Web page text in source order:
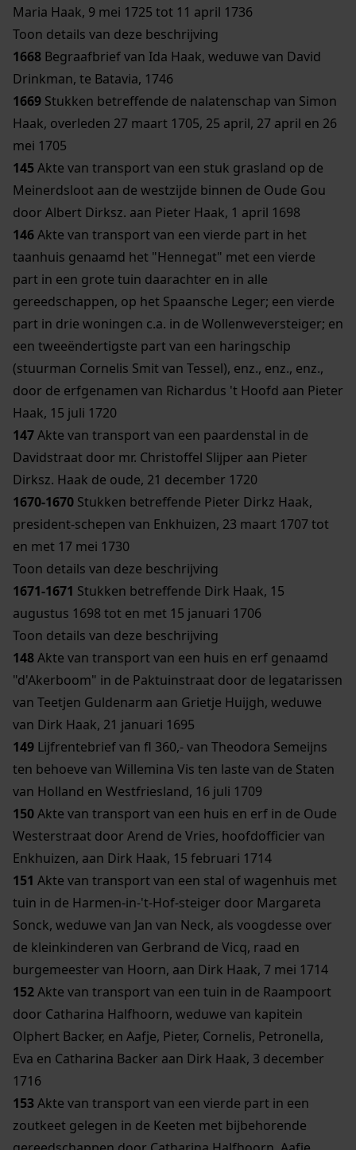
Maria Haak, 9 mei 1725 tot 11 april 1736
Toon details van deze beschrijving
1668 Begraafbrief van Ida Haak, weduwe van David
Drinkman, te Batavia, 1746
1669 Stukken betreffende de nalatenschap van Simon
Haak, overleden 27 maart 1705, 25 april, 27 april en 26
mei 1705
145Akte van transport van een stuk grasland op de
Meinerdsloot aan de westzijde binnen de Oude Gou
door Albert Dirksz. aan Pieter Haak, 1 april 1698
146Akte van transport van een vierde part in het
taanhuis genaamd het "Hennegat" met een vierde
part in een grote tuin daarachter en in alle
gereedschappen, op het Spaansche Leger; een vierde
part in drie woningen c.a. in de Wollenweversteiger; en
een tweeëndertigste part van een haringschip
(stuurman Cornelis Smit van Tessel), enz., enz., enz.,
door de erfgenamen van Richardus 't Hoofd aan Pieter
Haak, 15 juli 1720
147Akte van transport van een paardenstal in de
Davidstraat door mr. Christoffel Slijper aan Pieter
Dirksz. Haak de oude, 21 december 1720
1670-1670 Stukken betreffende Pieter Dirkz Haak,
president-schepen van Enkhuizen, 23 maart 1707 tot
en met 17 mei 1730
Toon details van deze beschrijving
1671-1671 Stukken betreffende Dirk Haak, 15
augustus 1698 tot en met 15 januari 1706
Toon details van deze beschrijving
148Akte van transport van een huis en erf genaamd
"d'Akerboom" in de Paktuinstraat door de legatarissen
van Teetjen Guldenarm aan Grietje Huijgh, weduwe
van Dirk Haak, 21 januari 1695
149 Lijfrentebrief van fl 360,- van Theodora Semeijns
ten behoeve van Willemina Vis ten laste van de Staten
van Holland en Westfriesland, 16 juli 1709
150Akte van transport van een huis en erf in de Oude
Westerstraat door Arend de Vries, hoofdofficier van
Enkhuizen, aan Dirk Haak, 15 februari 1714
151 Akte van transport van een stal of wagenhuis met
tuin in de Harmen-in-'t-Hof-steiger door Margareta
Sonck, weduwe van Jan van Neck, als voogdesse over
de kleinkinderen van Gerbrand de Vicq, raad en
burgemeester van Hoorn, aan Dirk Haak, 7 mei 1714
152Akte van transport van een tuin in de Raampoort
door Catharina Halfhoorn, weduwe van kapitein
Olphert Backer, en Aafje, Pieter, Cornelis, Petronella,
Eva en Catharina Backer aan Dirk Haak, 3 december
1716
153Akte van transport van een vierde part in een
zoutkeet gelegen in de Keeten met bijbehorende